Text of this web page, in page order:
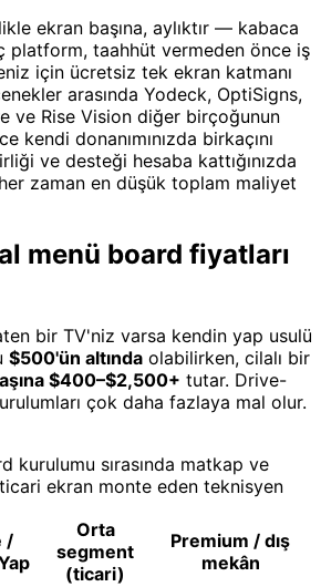
ekran başına, aylıktır — kabaca
taahhüt vermeden önce iş
için ücretsiz tek ekran katmanı
arasında Yodeck, OptiSigns,
ve Rise Vision diğer birçoğunun
kendi donanımınızda birkaçını
ve desteği hesaba kattığınızda
zaman en düşük toplam maliyet
menü board fiyatları
bir TV'niz varsa kendin yap usulü
$500'ün altında olabilirken, cilalı bir
$400–$2,500+ tutar. Drive-
çok daha fazlaya mal olur.
kurulumu sırasında matkap ve
ekran monte eden teknisyen
/
Orta
segment
(ticari)
Premium / dış
mekân